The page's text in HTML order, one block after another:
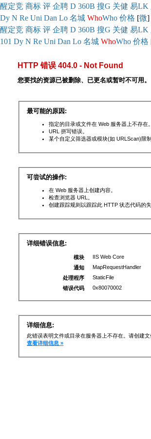
醒定竞 商标 评 企聘 D 360B 搜G 关健 易LK
Dy N Re Uni Dan Lo 名城 WhoWho 价格 [微]